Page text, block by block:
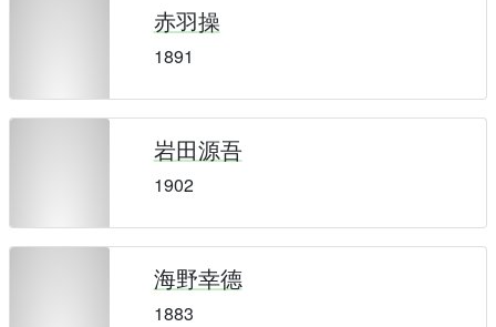
赤羽操
1891
岩田源吾
1902
海野幸德
1883